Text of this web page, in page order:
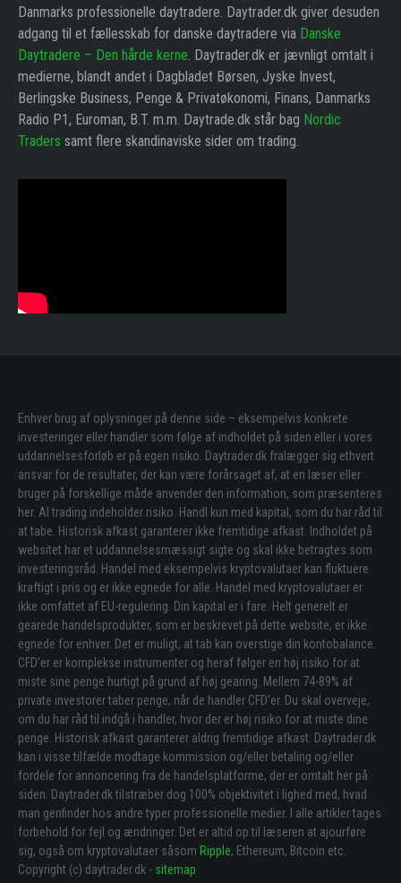
Danmarks professionelle daytradere. Daytrader.dk giver desuden
adgang til et fællesskab for danske daytradere via Danske
Daytradere – Den hårde kerne. Daytrader.dk er jævnligt omtalt i
medierne, blandt andet i Dagbladet Børsen, Jyske Invest,
Berlingske Business, Penge & Privatøkonomi, Finans, Danmarks
Radio P1, Euroman, B.T. m.m. Daytrade.dk står bag Nordic
Traders samt flere skandinaviske sider om trading.
Enhver brug af oplysninger på denne side – eksempelvis konkrete
investeringer eller handler som følge af indholdet på siden eller i vores
uddannelsesforløb er på egen risiko. Daytrader.dk fralægger sig ethvert
ansvar for de resultater, der kan være forårsaget af, at en læser eller
bruger på forskellige måde anvender den information, som præsenteres
her. Al trading indeholder risiko. Handl kun med kapital, som du har råd til
at tabe. Historisk afkast garanterer ikke fremtidige afkast. Indholdet på
websitet har et uddannelsesmæssigt sigte og skal ikke betragtes som
investeringsråd. Handel med eksempelvis kryptovalutaer kan fluktuere
kraftigt i pris og er ikke egnede for alle. Handel med kryptovalutaer er
ikke omfattet af EU-regulering. Din kapital er i fare. Helt generelt er
gearede handelsprodukter, som er beskrevet på dette website, er ikke
egnede for enhver. Det er muligt, at tab kan overstige din kontobalance.
CFD’er er komplekse instrumenter og heraf følger en høj risiko for at
miste sine penge hurtigt på grund af høj gearing. Mellem 74-89% af
private investorer taber penge, når de handler CFD’er. Du skal overveje,
om du har råd til indgå i handler, hvor der er høj risiko for at miste dine
penge. Historisk afkast garanterer aldrig fremtidige afkast. Daytrader.dk
kan i visse tilfælde modtage kommission og/eller betaling og/eller
fordele for annoncering fra de handelsplatforme, der er omtalt her på
siden. Daytrader.dk tilstræber dog 100% objektivitet i lighed med, hvad
man genfinder hos andre typer professionelle medier. I alle artikler tages
forbehold for fejl og ændringer. Det er altid op til læseren at ajourføre
sig, også om kryptovalutaer såsom Ripple, Ethereum, Bitcoin etc.
Copyright (c) daytrader.dk - sitemap